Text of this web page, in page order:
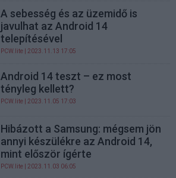
A sebesség és az üzemidő is
javulhat az Android 14
telepítésével
PCW.lite | 2023.11.13 17:05
Android 14 teszt – ez most
tényleg kellett?
PCW.lite | 2023.11.05 17:03
Hibázott a Samsung: mégsem jön
annyi készülékre az Android 14,
mint először ígérte
PCW.lite | 2023.11.03 06:05